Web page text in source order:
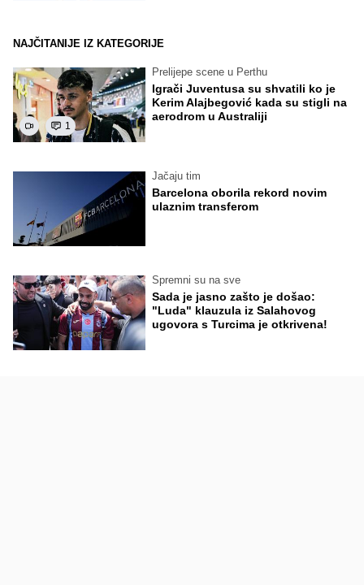
NAJČITANIJE IZ KATEGORIJE
1
Prelijepe scene u Perthu
Igrači Juventusa su shvatili ko je
Kerim Alajbegović kada su stigli na
aerodrom u Australiji
Jačaju tim
Barcelona oborila rekord novim
ulaznim transferom
Spremni su na sve
Sada je jasno zašto je došao:
"Luda" klauzula iz Salahovog
ugovora s Turcima je otkrivena!